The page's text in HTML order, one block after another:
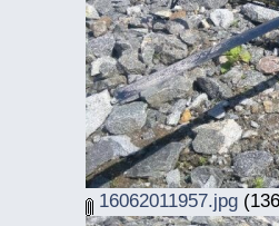
16062011957.jpg